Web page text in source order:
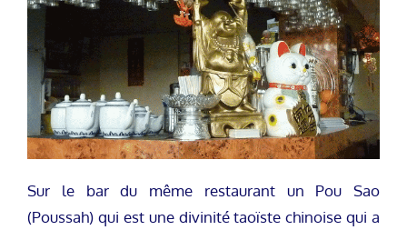
Sur le bar du même restaurant un Pou Sao
(Poussah) qui est une divinité taoïste chinoise qui a